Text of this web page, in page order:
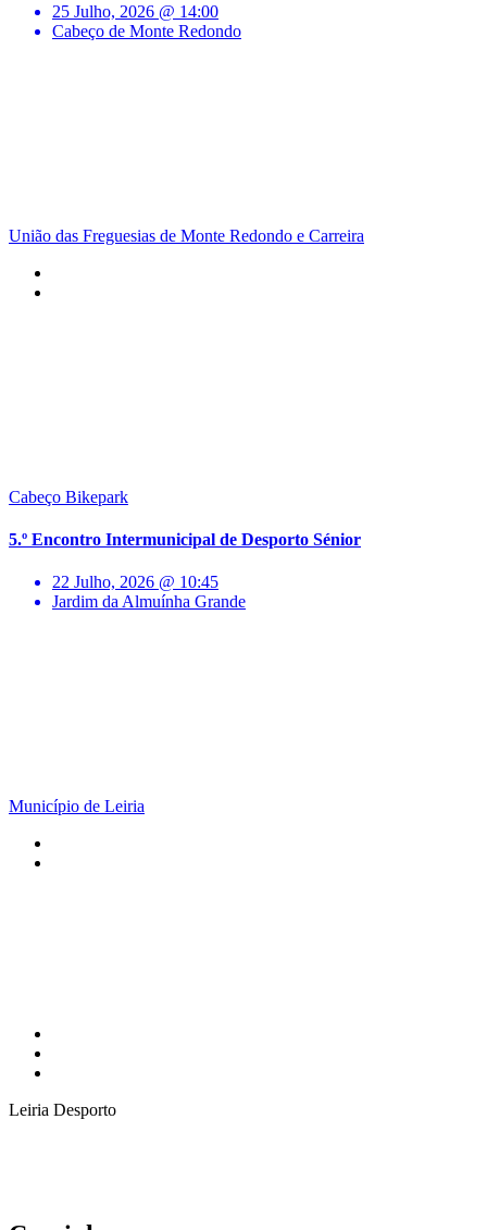
25 Julho, 2026 @ 14:00
Cabeço de Monte Redondo
União das Freguesias de Monte Redondo e Carreira
Cabeço Bikepark
5.º Encontro Intermunicipal de Desporto Sénior
22 Julho, 2026 @ 10:45
Jardim da Almuínha Grande
Município de Leiria
Leiria Desporto